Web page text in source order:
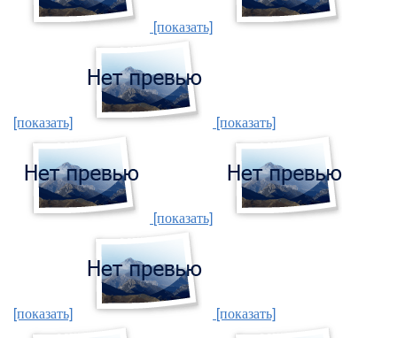
[показать]
[показать] [показать]
[показать]
[показать] [показать]